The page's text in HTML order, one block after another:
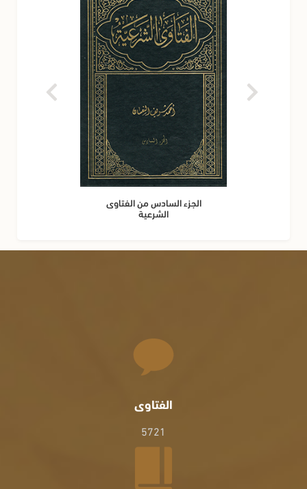
الجزء السادس من الفتاوى
الشرعية
الفتاوى
5721